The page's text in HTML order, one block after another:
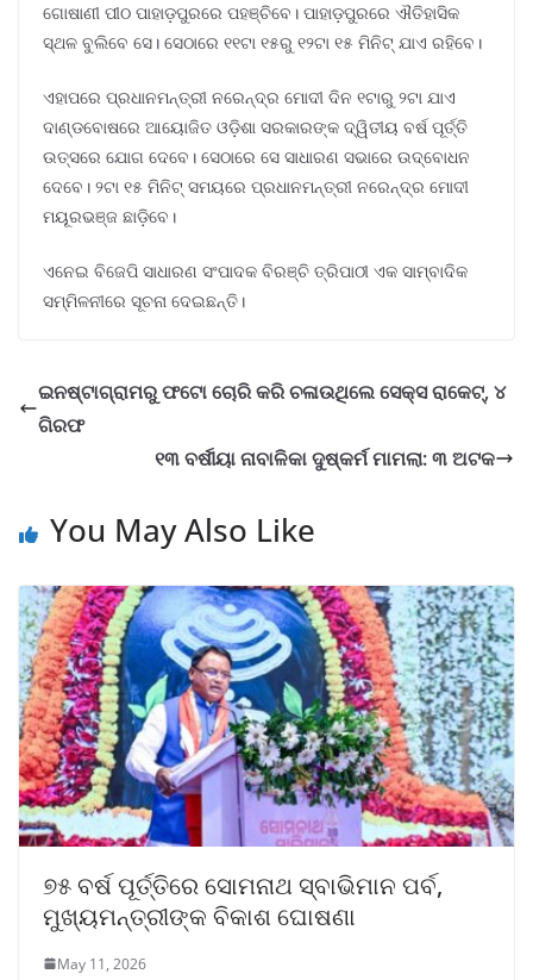
ଗୋଷାଣୀ ପୀଠ ପାହାଡ଼ପୁରରେ ପହଞ୍ଚିବେ। ପାହାଡ଼ପୁରରେ ଐତିହାସିକ
ସ୍ଥଳ ବୁଲିବେ ସେ। ସେଠାରେ ୧୧ଟା ୧୫ରୁ ୧୨ଟା ୧୫ ମିନିଟ୍ ଯାଏ ରହିବେ।
ଏହାପରେ ପ୍ରଧାନମନ୍ତ୍ରୀ ନରେନ୍ଦ୍ର ମୋଦୀ ଦିନ ୧ଟାରୁ ୨ଟା ଯାଏ
ଦାଣ୍ଡବୋଷରେ ଆୟୋଜିତ ଓଡ଼ିଶା ସରକାରଙ୍କ ଦ୍ୱିତୀୟ ବର୍ଷ ପୂର୍ତ୍ତି
ଉତ୍ସରେ ଯୋଗ ଦେବେ। ସେଠାରେ ସେ ସାଧାରଣ ସଭାରେ ଉଦ୍ବୋଧନ
ଦେବେ। ୨ଟା ୧୫ ମିନିଟ୍ ସମୟରେ ପ୍ରଧାନମନ୍ତ୍ରୀ ନରେନ୍ଦ୍ର ମୋଦୀ
ମୟୂରଭଞ୍ଜ ଛାଡ଼ିବେ।
ଏନେଇ ବିଜେପି ସାଧାରଣ ସଂପାଦକ ବିରଞ୍ଚି ତ୍ରିପାଠୀ ଏକ ସାମ୍ବାଦିକ
ସମ୍ମିଳନୀରେ ସୂଚନା ଦେଇଛନ୍ତି।
ଇନଷ୍ଟାଗ୍ରାମରୁ ଫଟୋ ଚୋରି କରି ଚଳାଉଥିଲେ ସେକ୍ସ ରାକେଟ୍, ୪
ଗିରଫ
୧୩ ବର୍ଷୀୟା ନାବାଳିକା ଦୁଷ୍କର୍ମ ମାମଲା: ୩ ଅଟକ
You May Also Like
୭୫ ବର୍ଷ ପୂର୍ତ୍ତିରେ ସୋମନାଥ ସ୍ବାଭିମାନ ପର୍ବ,
ମୁଖ୍ୟମନ୍ତ୍ରୀଙ୍କ ବିକାଶ ଘୋଷଣା
May 11, 2026